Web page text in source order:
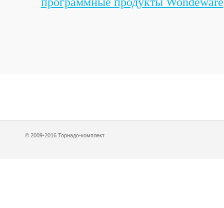
© 2009-2016 Торнадо-комплект